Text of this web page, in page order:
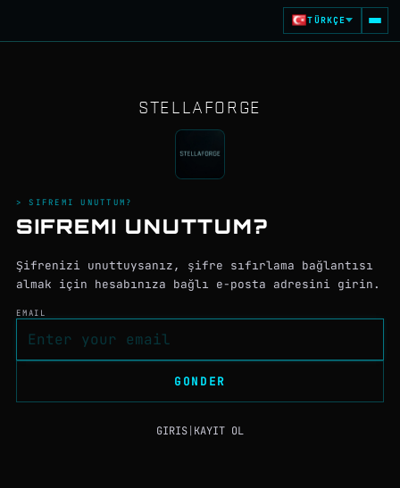
TÜRKÇE
STELLAFORGE
> SIFREMI UNUTTUM?
SIFREMI UNUTTUM?
Şifrenizi unuttuysanız, şifre sıfırlama bağlantısı
almak için hesabınıza bağlı e-posta adresini girin.
EMAIL
GONDER
GIRIS KAYIT OL